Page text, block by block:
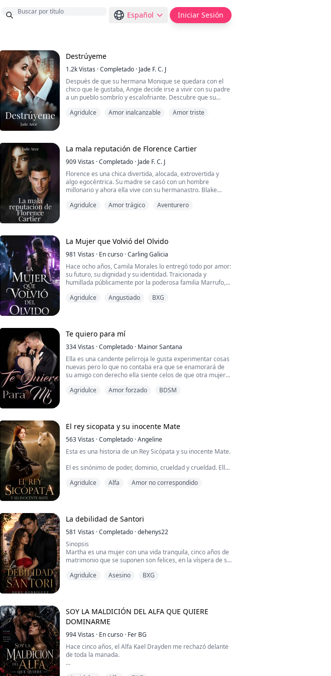
Español Iniciar Sesión
Destrúyeme
1.2kVistas ·Completado · Jade F. C. J
Después de que su hermana Monique se quedara con el
chico que le gustaba, Angie decide irse a vivir con su padre
a un pueblo sombrío y escalofriante. Descubre que su
estresada, sabía que ya no sería la única mujer en su vida.
Agridulce Amor inalcanzable Amor triste
La mala reputación de Florence Cartier
909Vistas ·Completado · Jade F. C. J
Florence es una chica divertida, alocada, extrovertida y
algo egocéntrica. Su madre se casó con un hombre
millonario y ahora ella vive con su hermanastro. Blake
que lo conocen, es seductor por naturaleza, amante de
Agridulce Amor trágico Aventurero
La Mujer que Volvió del Olvido
981 Vistas · En curso ·Carling Galicia
Hace ocho años, Camila Morales lo entregó todo por amor:
su futuro, su dignidad y su identidad. Traicionada y
humillada públicamente por la poderosa familia Marrufo,
Vale, una exitosa y despiadada empresaria internacional
Agridulce Angustiado BXG
Te quiero para mí
334Vistas ·Completado · Mainor Santana
Ella es una candente pelirroja le gusta experimentar cosas
nuevas pero lo que no contaba era que se enamorará de
su amigo con derecho ella siente celos de que otra mujer
Él es un castaño casi rubio de unos ojos azules a estado
Agridulce Amor forzado BDSM
El rey sicopata y su inocente Mate
563Vistas ·Completado ·Angeline
Esta es una historia de un Rey Sicópata y su inocente Mate.
El es sinónimo de poder, dominio, crueldad y crueldad. Ella
asesino como su esposo? ¿El Rey pícaro alguna vez sabrá
lo que se siente ser amado...
Agridulce Alfa Amor no correspondido
La debilidad de Santori
581 Vistas ·Completado ·dehenys22
Sinopsis
Martha es una mujer con una vida tranquila, cinco años de
matrimonio que se suponen son felices, en la víspera de su
esposo se pierde en el mar y la culpan a ella de su
Agridulce Asesino BXG
SOY LA MALDICIÓN DEL ALFA QUE QUIERE
DOMINARME
994Vistas · En curso · Fer BG
Hace cinco años, el Alfa Kael Drayden me rechazó delante
de toda la manada.